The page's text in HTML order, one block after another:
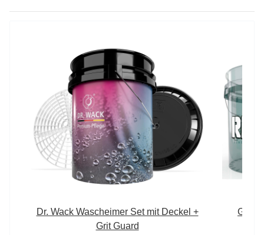
Dr. Wack Wascheimer Set mit Deckel +
Grit Guard